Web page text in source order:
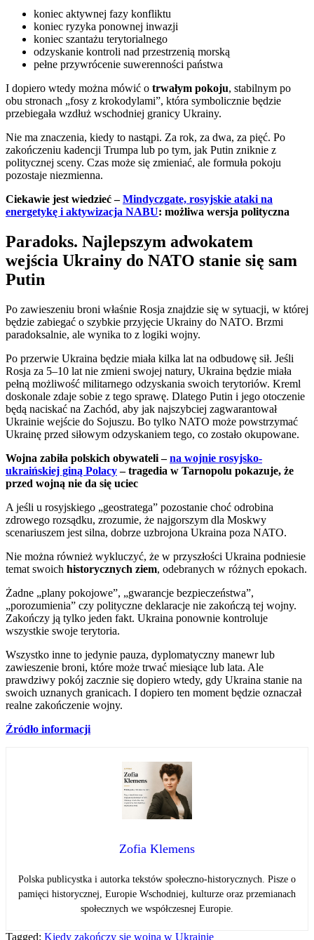
koniec aktywnej fazy konfliktu
koniec ryzyka ponownej inwazji
koniec szantażu terytorialnego
odzyskanie kontroli nad przestrzenią morską
pełne przywrócenie suwerenności państwa
I dopiero wtedy można mówić o trwałym pokoju, stabilnym po
obu stronach „fosy z krokodylami”, która symbolicznie będzie
przebiegała wzdłuż wschodniej granicy Ukrainy.
Nie ma znaczenia, kiedy to nastąpi. Za rok, za dwa, za pięć. Po
zakończeniu kadencji Trumpa lub po tym, jak Putin zniknie z
politycznej sceny. Czas może się zmieniać, ale formuła pokoju
pozostaje niezmienna.
Ciekawie jest wiedzieć –Mindyczgate, rosyjskie ataki na
energetykę i aktywizacja NABU: możliwa wersja polityczna
Paradoks. Najlepszym adwokatem
wejścia Ukrainy do NATO stanie się sam
Putin
Po zawieszeniu broni właśnie Rosja znajdzie się w sytuacji, w której
będzie zabiegać o szybkie przyjęcie Ukrainy do NATO. Brzmi
paradoksalnie, ale wynika to z logiki wojny.
Po przerwie Ukraina będzie miała kilka lat na odbudowę sił. Jeśli
Rosja za 5–10 lat nie zmieni swojej natury, Ukraina będzie miała
pełną możliwość militarnego odzyskania swoich terytoriów. Kreml
doskonale zdaje sobie z tego sprawę. Dlatego Putin i jego otoczenie
będą naciskać na Zachód, aby jak najszybciej zagwarantował
Ukrainie wejście do Sojuszu. Bo tylko NATO może powstrzymać
Ukrainę przed siłowym odzyskaniem tego, co zostało okupowane.
Wojna zabiła polskich obywateli –na wojnie rosyjsko-
ukraińskiej giną Polacy– tragedia w Tarnopolu pokazuje, że
przed wojną nie da się uciec
A jeśli u rosyjskiego „geostratega” pozostanie choć odrobina
zdrowego rozsądku, zrozumie, że najgorszym dla Moskwy
scenariuszem jest silna, dobrze uzbrojona Ukraina poza NATO.
Nie można również wykluczyć, że w przyszłości Ukraina podniesie
temat swoich historycznych ziem, odebranych w różnych epokach.
Żadne „plany pokojowe”, „gwarancje bezpieczeństwa”,
„porozumienia” czy polityczne deklaracje nie zakończą tej wojny.
Zakończy ją tylko jeden fakt. Ukraina ponownie kontroluje
wszystkie swoje terytoria.
Wszystko inne to jedynie pauza, dyplomatyczny manewr lub
zawieszenie broni, które może trwać miesiące lub lata. Ale
prawdziwy pokój zacznie się dopiero wtedy, gdy Ukraina stanie na
swoich uznanych granicach. I dopiero ten moment będzie oznaczał
realne zakończenie wojny.
Źródło informacji
Zofia Klemens
Polska publicystka i autorka tekstów społeczno-historycznych. Pisze o
pamięci historycznej, Europie Wschodniej, kulturze oraz przemianach
społecznych we współczesnej Europie.
Tagged: Kiedy zakończy się wojna w Ukrainie